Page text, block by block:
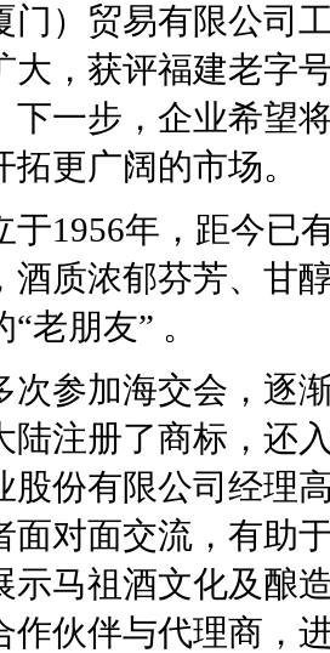
门）贸易有限公司
大，获评福建老字
下一步，企业希望
更广阔的市场。
于1956年，距今已
酒质浓郁芬芳、甘
老朋友” 。
次参加海交会，逐
陆注册了商标，还
股份有限公司经理
面对面交流，有助
示马祖酒文化及酿
作伙伴与代理商，